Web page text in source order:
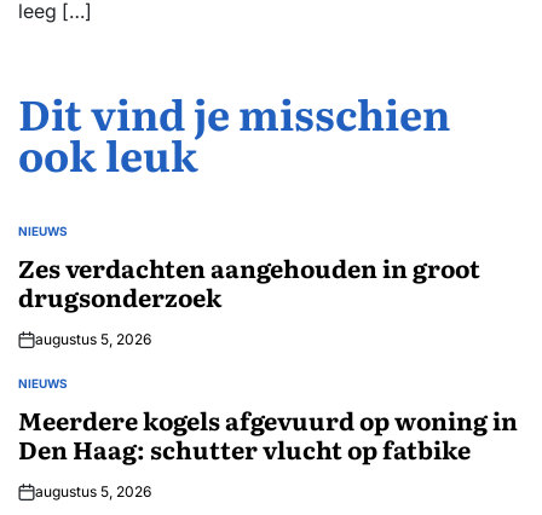
leeg […]
Dit vind je misschien
ook leuk
GEPLAATST
NIEUWS
Zes verdachten aangehouden in groot
drugsonderzoek
augustus 5, 2026
GEPLAATST
NIEUWS
Meerdere kogels afgevuurd op woning in
Den Haag: schutter vlucht op fatbike
augustus 5, 2026